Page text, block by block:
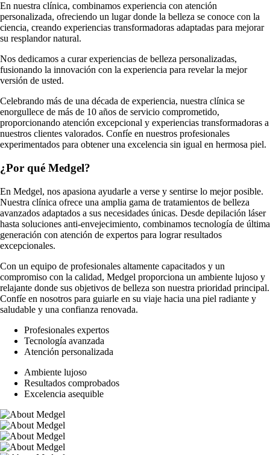
En nuestra clínica, combinamos experiencia con atención
personalizada, ofreciendo un lugar donde la belleza se conoce con la
ciencia, creando experiencias transformadoras adaptadas para mejorar
su resplandor natural.
Nos dedicamos a curar experiencias de belleza personalizadas,
fusionando la innovación con la experiencia para revelar la mejor
versión de usted.
Celebrando más de una década de experiencia, nuestra clínica se
enorgullece de más de 10 años de servicio comprometido,
proporcionando atención excepcional y experiencias transformadoras a
nuestros clientes valorados. Confíe en nuestros profesionales
experimentados para obtener una excelencia sin igual en hermosa piel.
¿Por qué Medgel?
En Medgel, nos apasiona ayudarle a verse y sentirse lo mejor posible.
Nuestra clínica ofrece una amplia gama de tratamientos de belleza
avanzados adaptados a sus necesidades únicas. Desde depilación láser
hasta soluciones anti-envejecimiento, combinamos tecnología de última
generación con atención de expertos para lograr resultados
excepcionales.
Con un equipo de profesionales altamente capacitados y un
compromiso con la calidad, Medgel proporciona un ambiente lujoso y
relajante donde sus objetivos de belleza son nuestra prioridad principal.
Confíe en nosotros para guiarle en su viaje hacia una piel radiante y
saludable y una confianza renovada.
Profesionales expertos
Tecnología avanzada
Atención personalizada
Ambiente lujoso
Resultados comprobados
Excelencia asequible